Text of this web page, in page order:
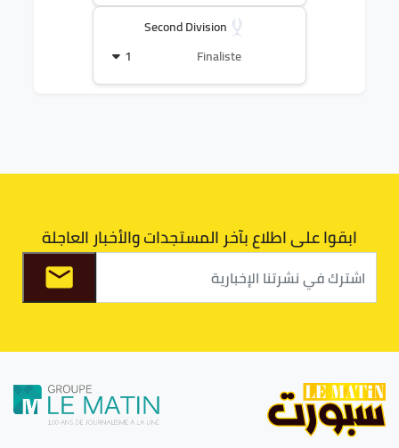
Second Division
Finaliste
1
ابقوا على اطلاع بآخر المستجدات والأخبار العاجلة